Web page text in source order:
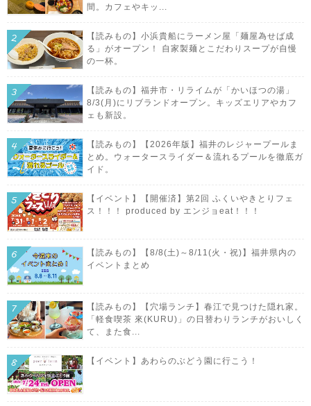
間。カフェやキッ...
【読みもの】小浜貴船にラーメン屋「麺屋為せば成
る」がオープン！ 自家製麺とこだわりスープが自慢
の一杯。
【読みもの】福井市・リライムが「かいほつの湯」
8/3(月)にリブランドオープン。キッズエリアやカフ
ェも新設。
【読みもの】【2026年版】福井のレジャープールま
とめ。ウォータースライダー＆流れるプールを徹底ガ
イド。
【イベント】【開催済】第2回 ふくいやきとりフェ
ス！！！ produced by エンジョeat！！！
【読みもの】【8/8(土)～8/11(火・祝)】福井県内の
イベントまとめ
【読みもの】【穴場ランチ】春江で見つけた隠れ家。
「軽食喫茶 來(KURU)」の日替わりランチがおいしく
て、また食...
【イベント】あわらのぶどう園に行こう！